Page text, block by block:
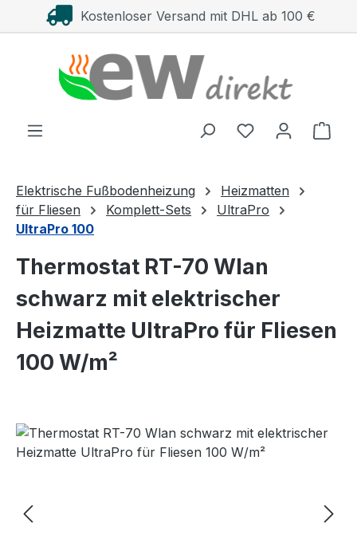
Zum Hauptinhalt springen
Kostenloser Versand mit DHL ab 100 €
Elektrische Fußbodenheizung
Heizmatten
für Fliesen
Komplett-Sets
UltraPro
UltraPro 100
Thermostat RT-70 Wlan
schwarz mit elektrischer
Heizmatte UltraPro für Fliesen
100 W/m²
Bildergalerie überspringen